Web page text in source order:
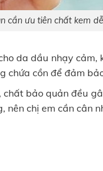
cần ưu tiên chất kem
da dầu nhạy
chứa cồn để đảm
chất bảo quản đều
chị em cần cân